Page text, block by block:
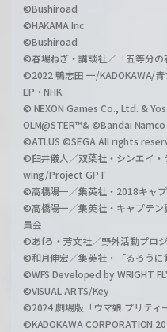
©Bushiroad
©HAKAMA Inc
©Bushiroad
©春場ねぎ・講談社／「五等分
©2022 鴨志田 一/KADOKAWA/
EP・NHK
© NEXON Games Co., Ltd. &
OLM@STER™& ©Bandai
©ATLUS ©SEGA All rights
©臼井儀人／双葉社・シンエイ
wing/Project GPT
©高橋陽一／集英社・2018キャ
©高橋陽一／集英社・キャプテン
員会
©あfろ・芳文社／野外活動プロ
©和月伸宏／集英社・「るろう
©WFS Developed by WRIGHT
©VISUAL ARTS/Key
©2024 劇場版「ウマ娘 プリティ
©KADOKAWA CORPORATION